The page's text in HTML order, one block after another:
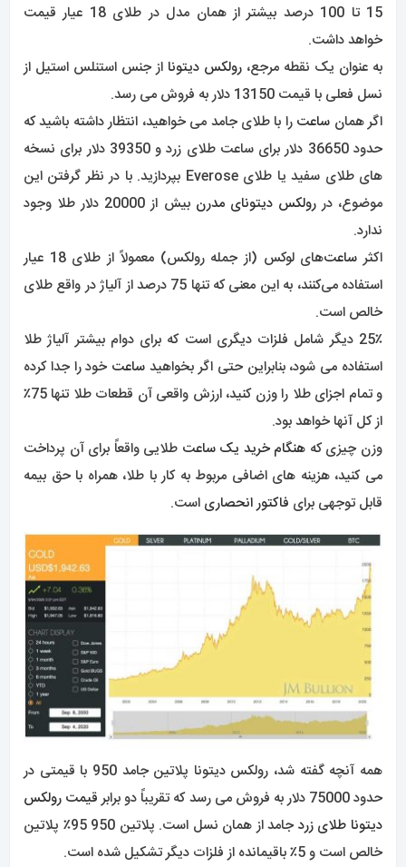
15 تا 100 درصد بیشتر از همان مدل در طلای 18 عیار قیمت
خواهد داشت.
به عنوان یک نقطه مرجع، رولکس دیتونا از جنس استنلس استیل از
نسل فعلی با قیمت 13150 دلار به فروش می رسد.
اگر همان ساعت را با طلای جامد می خواهید، انتظار داشته باشید که
حدود 36650 دلار برای ساعت طلای زرد و 39350 دلار برای نسخه
های طلای سفید یا طلای Everose بپردازید. با در نظر گرفتن این
موضوع، دررولکس دیتونای مدرن
بیش از 20000 دلار طلا وجود
ندارد.
اکثر ساعت‌
های لوکس (از جمله رولکس) معمولاً از طلای 18 عیار
استفاده می‌کنند، به این معنی که تنها 75 درصد از آلیاژ در واقع طلای
خالص است.
25٪ دیگر شامل فلزات دیگری است که برای دوام بیشتر آلیاژ طلا
استفاده می شود، بنابراین حتی اگر بخواهید ساعت خود را جدا کرده
و تمام اجزای طلا را وزن کنید، ارزش واقعی آن قطعات طلا تنها 75٪
از کل آنها خواهد بود.
وزن چیزی که هنگام خرید یک ساعت طلایی واقعاً برای آن پرداخت
می کنید، هزینه های اضافی مربوط به کار با طلا، همراه با حق بیمه
قابل توجهی برای فاکتور انحصاری است.
همه آنچه گفته شد، رولکس دیتونا پلاتین جامد 950 با قیمتی در
حدود 75000 دلار به فروش می رسد که تقریباً دو برابر
قیمت رولکس
دیتونا طلای زرد
جامد از همان نسل است. پلاتین 950 95٪ پلاتین
خالص است و 5٪ باقیمانده از فلزات دیگر تشکیل شده است.